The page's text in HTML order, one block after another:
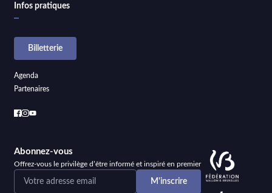
Infos pratiques
Billetterie
Agenda
Partenaires
Abonnez-vous
Offrez-vous le privilège d’être informé et inspiré en premier